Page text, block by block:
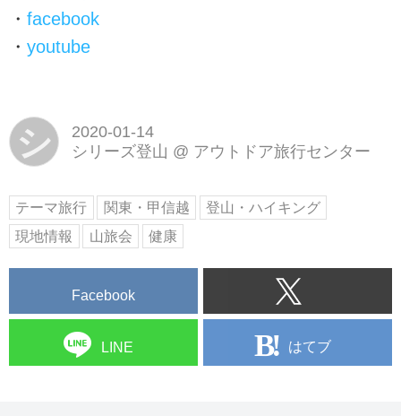
・ facebook
・ youtube
シ
2020-01-14
シリーズ登山 @ アウトドア旅行センター
テーマ旅行 関東・甲信越
登山・ハイキング
現地情報
山旅会 健康
Facebook
LINE はてブ